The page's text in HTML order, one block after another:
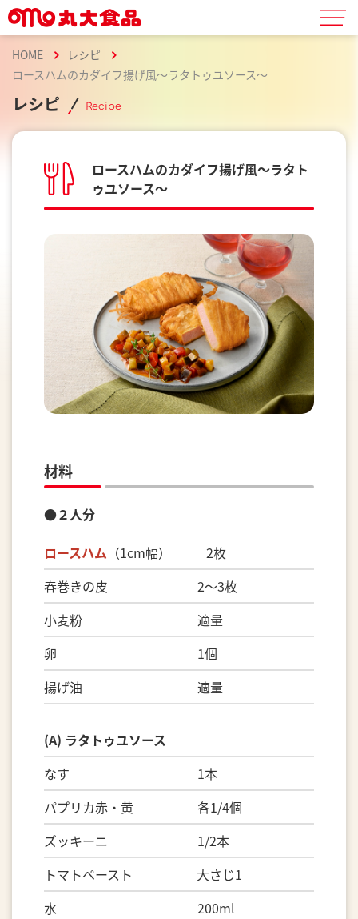
HOME
レシピ
ロースハムのカダイフ揚げ風～ラタトゥユソース～
レシピ Recipe
ロースハムのカダイフ揚げ風～ラタト
ゥユソース～
材料
●２人分
ロースハム （1cm幅） 2枚
春巻きの皮 2～3枚
小麦粉 適量
卵 1個
揚げ油 適量
(A) ラタトゥユソース
なす 1本
パプリカ赤・黄 各1/4個
ズッキーニ 1/2本
トマトペースト 大さじ1
水 200ml